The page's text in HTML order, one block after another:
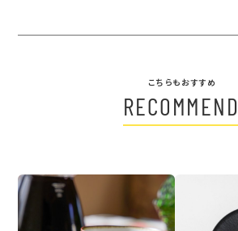
こちらもおすすめ
RECOMMEND